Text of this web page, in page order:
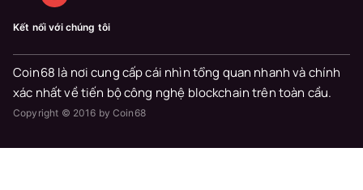
Kết nối với chúng tôi
Coin68 là nơi cung cấp cái nhìn tổng quan nhanh và chính
xác nhất về tiến bộ công nghệ blockchain trên toàn cầu.
Copyright © 2016 by Coin68